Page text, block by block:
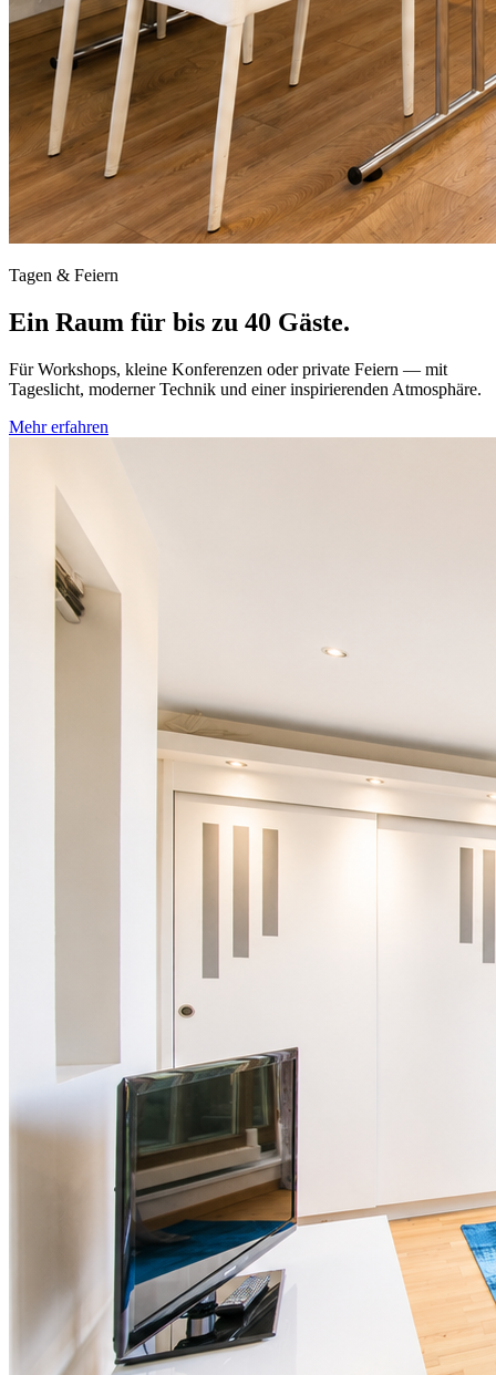
Tagen & Feiern
Ein Raum für bis zu 40 Gäste.
Für Workshops, kleine Konferenzen oder private Feiern — mit
Tageslicht, moderner Technik und einer inspirierenden Atmosphäre.
Mehr erfahren